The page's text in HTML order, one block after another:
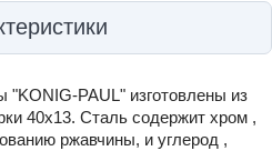
PAUL" изготовлены из
40х13. Сталь содержит хром ,
ржавчины, и углерод ,